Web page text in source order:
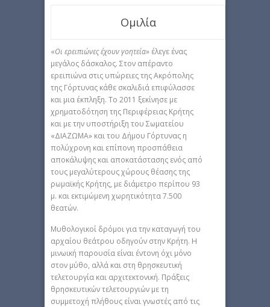
Ομιλία
«Οι ερειπιώνες έχουν γοητεία» έλεγε ένας
μεγάλος δάσκαλος. Στον απέραντο
ερειπιώνα στις υπώρειες της Ακρόπολης
της Γόρτυνας κάθε σκαλιδιά επιφύλασσε
και μια έκπληξη. Το 2011 ξεκίνησε με
χρηματοδότηση της Περιφέρειας Κρήτης
και με την υποστήριξη του Σωματείου
«ΔΙΑΖΩΜΑ» και του Δήμου Γόρτυνας η
πολύχρονη και επίπονη προσπάθεια
αποκάλυψης και αποκατάστασης ενός από
τους μεγαλύτερους χώρους θέασης της
ρωμαϊκής Κρήτης, με διάμετρο περίπου 93
μ. και εκτιμώμενη χωρητικότητα 7.500
θεατών.
Μυθολογικοί δρόμοι για την καταγωγή του
αρχαίου θεάτρου οδηγούν στην Κρήτη. Η
μινωική παρουσία είναι έντονη όχι μόνο
στον μύθο, αλλά και στη θρησκευτική
τελετουργία και αρχιτεκτονική. Πράξεις
θρησκευτικών τελετουργιών με τη
συμμετοχή πλήθους είναι γνωστές από τις